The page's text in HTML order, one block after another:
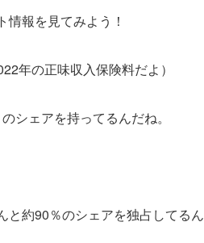
報を見てみよう！
年の正味収入保険料だよ）
シェアを持ってるんだね。
と約90％のシェアを独占してるん